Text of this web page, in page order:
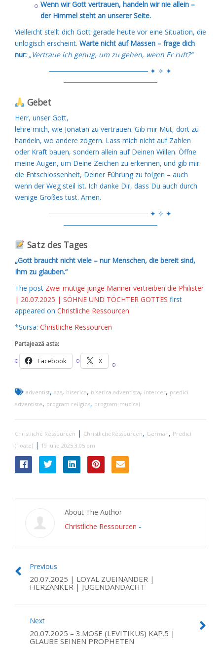
Wenn wir Gott vertrauen, handeln wir nie allein –
der Himmel steht an unserer Seite.
Vielleicht stellt dich Gott gerade heute vor eine Situation, die
unlogisch erscheint. Warte nicht auf Massen – frage dich
nur: „Vertraue ich genug, um zu gehen, wenn Er ruft?“
──────────────────── ✦ ✧ ✦
───────────────────
Gebet
Herr, unser Gott,
lehre mich, wie Jonatan zu vertrauen. Gib mir Mut, dort zu
handeln, wo andere zögern. Lass mich nicht auf Zahlen
oder Kraft bauen, sondern allein auf Deinen Willen. Öffne
meine Augen, um Deine Zeichen zu erkennen, und gib mir
die Entschlossenheit, Deiner Führung zu folgen – auch
wenn der Weg steil ist. Ich danke Dir, dass Du auch durch
wenige Großes tust. Amen.
──────────────────── ✦ ✧ ✦
───────────────────
Satz des Tages
„Gott braucht nicht viele – nur Menschen, die bereit sind,
Ihm zu glauben.“
The post Zwei mutige junge Männer vertreiben die Philister
| 20.07.2025 | SÖHNE UND TÖCHTER GOTTES first
appeared on Christliche Ressourcen.
*Sursa: Christliche Ressourcen
Partajează asta:
Facebook X
adventist, azs, biserica, biserica adventista, intercer, predici
adventiste, program religios, program-muzical
Christliche Ressourcen | ChristlicheRessourcen, German, Predici
(Toate) | 19 iulie 2025 3:05 pm
About The Author
Christliche Ressourcen -
Previous
20.07.2025 | LOYAL ZUEINANDER |
HERZANKER | JUGENDANDACHT
Next
20.07.2025 – 3.MOSE (LEVITIKUS) KAP.5 |
GLAUBE SEINEN PROPHETEN